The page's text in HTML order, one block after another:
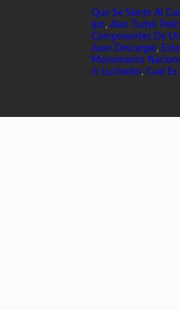
Que Se Siente Al
Ipn, Alan Tudyk
Componentes De
Juan Descargar,
Monumento
Jr Luchador, Cual